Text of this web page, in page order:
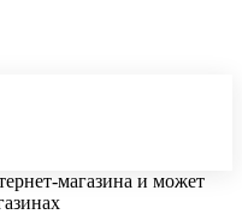
магазина и может